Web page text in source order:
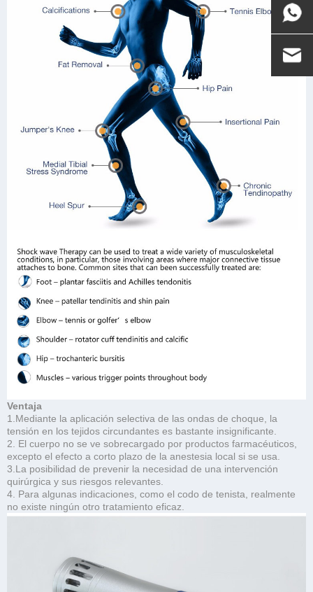
Ventaja
1.Mediante la aplicación selectiva de las ondas de choque, la
tensión en los tejidos circundantes es bastante insignificante.
2. El cuerpo no se ve sobrecargado por productos farmacéuticos,
excepto el efecto a corto plazo de la anestesia local si se usa.
3.La posibilidad de prevenir la necesidad de una intervención
quirúrgica y sus riesgos relevantes.
4. Para algunas indicaciones, como el codo de tenista, realmente
no existe ningún otro tratamiento eficaz.